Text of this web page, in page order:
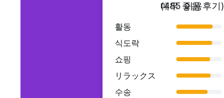
매우 좋음
(485 이용후기)
활동
식도락
쇼핑
リラックス
수송